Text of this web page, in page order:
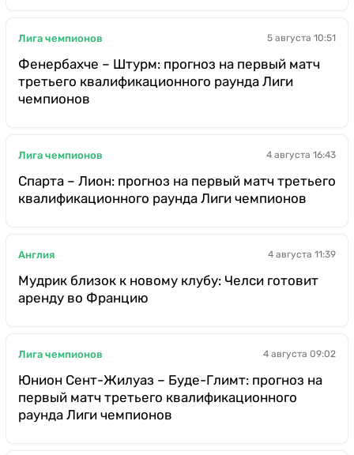
Лига чемпионов 5 августа 10:51
Фенербахче – Штурм: прогноз на первый матч
третьего квалификационного раунда Лиги
чемпионов
Лига чемпионов 4 августа 16:43
Спарта – Лион: прогноз на первый матч третьего
квалификационного раунда Лиги чемпионов
Англия 4 августа 11:39
Мудрик близок к новому клубу: Челси готовит
аренду во Францию
Лига чемпионов 4 августа 09:02
Юнион Сент-Жилуаз – Буде-Глимт: прогноз на
первый матч третьего квалификационного
раунда Лиги чемпионов